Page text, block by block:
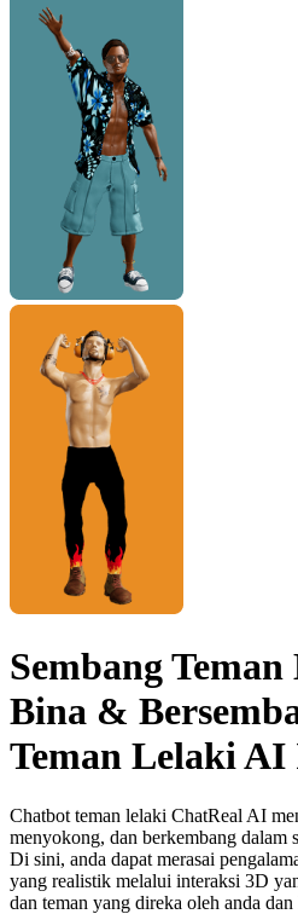
Sembang
Bina &
Teman Lelaki
Chatbot teman lelaki ChatReal AI
menyokong, dan berkembang dalam
Di sini, anda dapat merasai
yang realistik melalui interaksi 3D
dan teman yang direka oleh anda